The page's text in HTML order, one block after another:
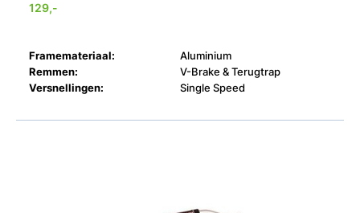
129,-
Framemateriaal:
Aluminium
Remmen:
V-Brake & Terugtrap
Versnellingen:
Single Speed